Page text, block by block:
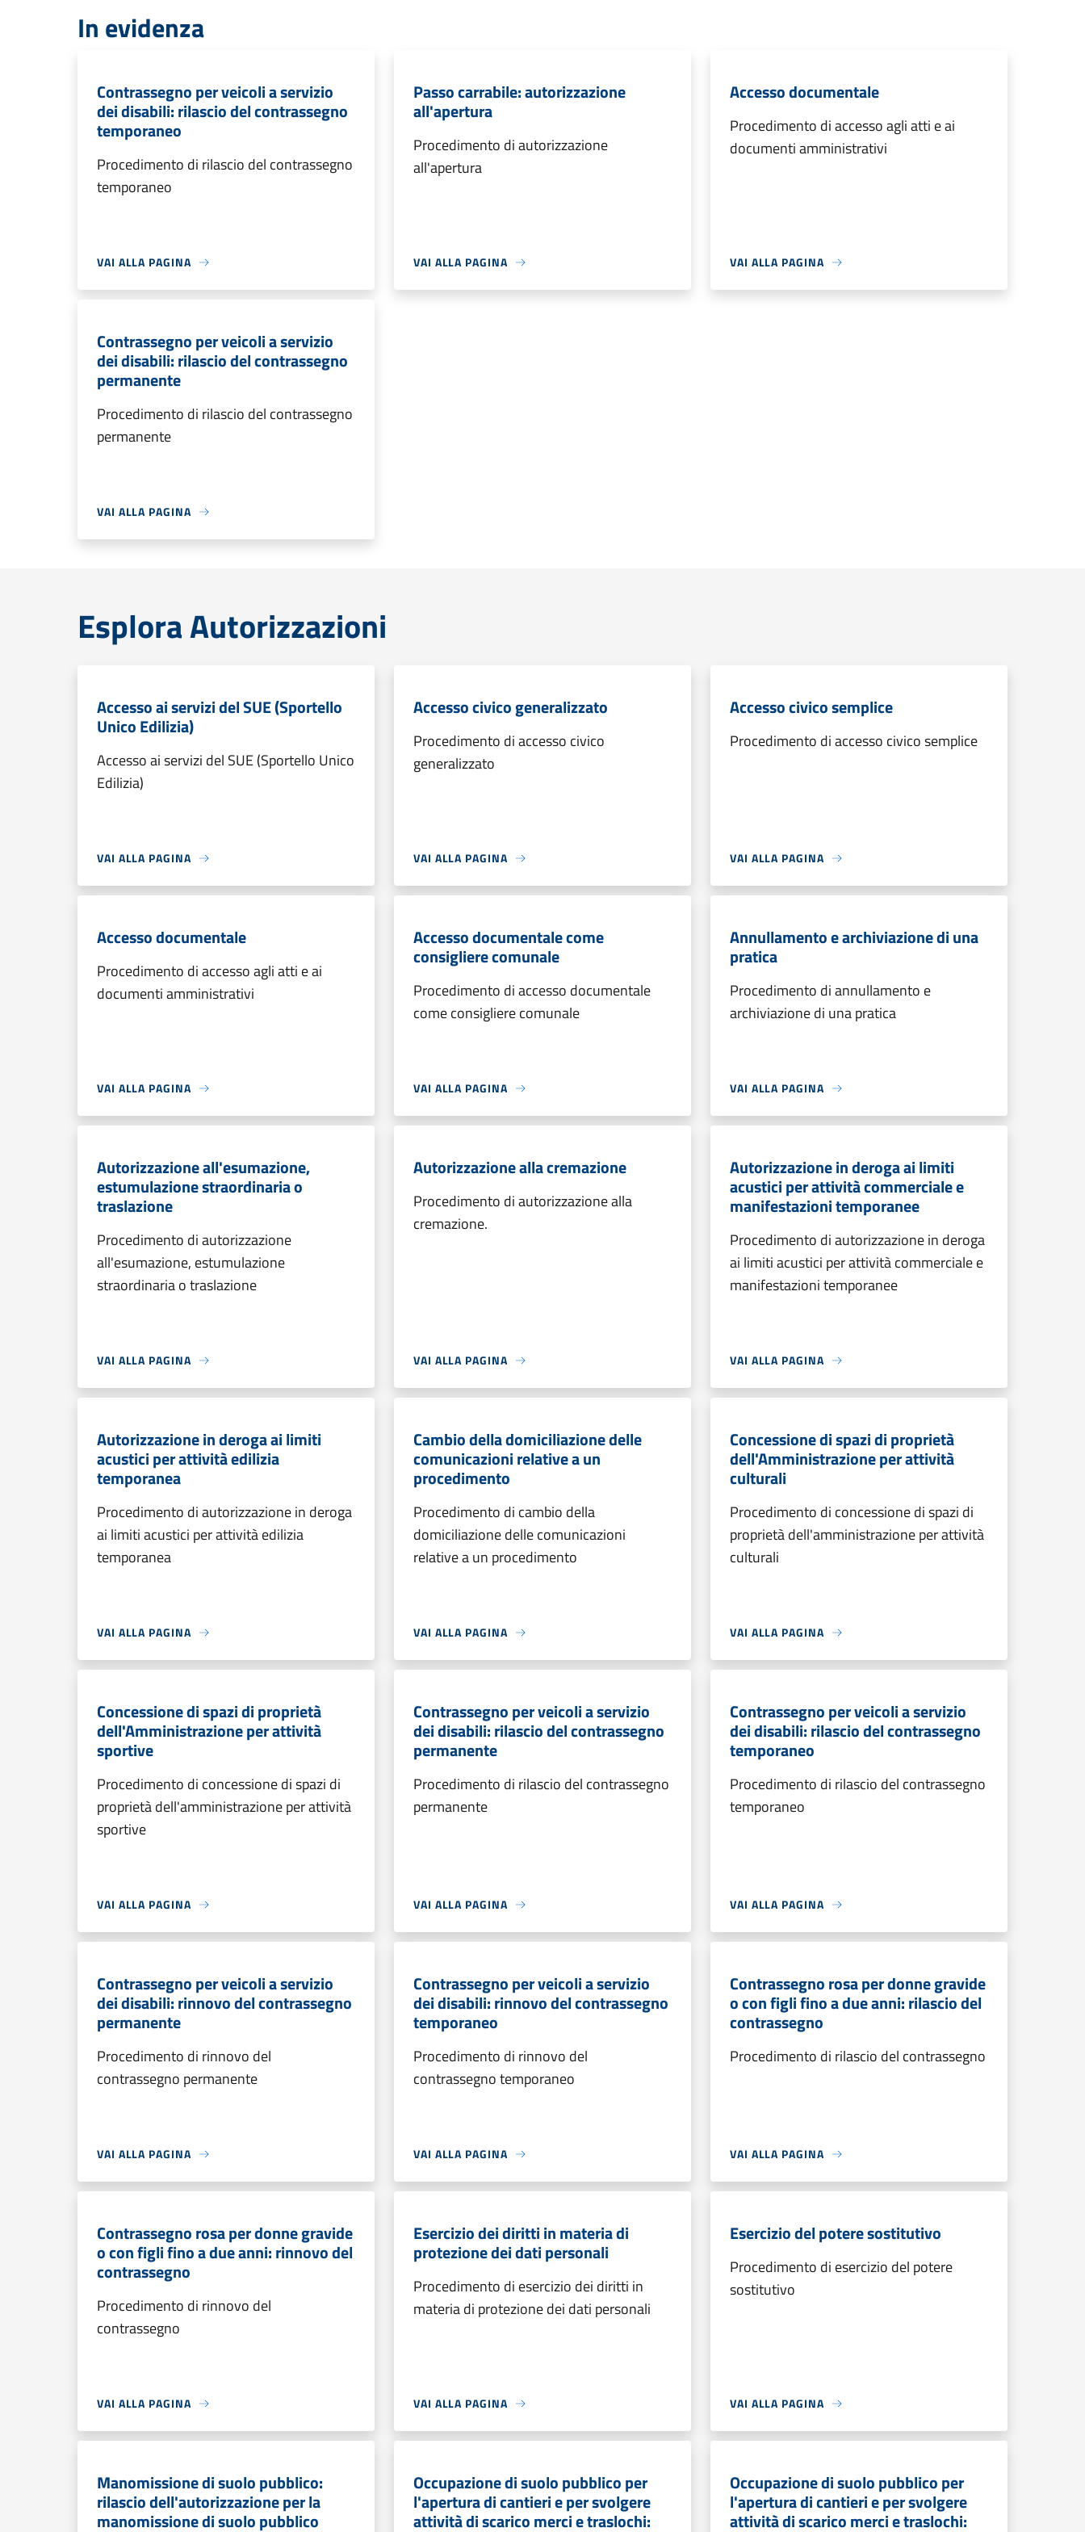
In evidenza
Contrassegno per veicoli a servizio
dei disabili: rilascio del contrassegno
temporaneo
Procedimento di rilascio del contrassegno
temporaneo
VAI ALLA PAGINA
Passo carrabile: autorizzazione
all'apertura
Procedimento di autorizzazione
all'apertura
VAI ALLA PAGINA
Accesso documentale
Procedimento di accesso agli atti e ai
documenti amministrativi
VAI ALLA PAGINA
Contrassegno per veicoli a servizio
dei disabili: rilascio del contrassegno
permanente
Procedimento di rilascio del contrassegno
permanente
VAI ALLA PAGINA
Esplora Autorizzazioni
Accesso ai servizi del SUE (Sportello
Unico Edilizia)
Accesso ai servizi del SUE (Sportello Unico
Edilizia)
VAI ALLA PAGINA
Accesso civico generalizzato
Procedimento di accesso civico
generalizzato
VAI ALLA PAGINA
Accesso civico semplice
Procedimento di accesso civico semplice
VAI ALLA PAGINA
Accesso documentale
Procedimento di accesso agli atti e ai
documenti amministrativi
VAI ALLA PAGINA
Accesso documentale come
consigliere comunale
Procedimento di accesso documentale
come consigliere comunale
VAI ALLA PAGINA
Annullamento e archiviazione di una
pratica
Procedimento di annullamento e
archiviazione di una pratica
VAI ALLA PAGINA
Autorizzazione all'esumazione,
estumulazione straordinaria o
traslazione
Procedimento di autorizzazione
all'esumazione, estumulazione
straordinaria o traslazione
VAI ALLA PAGINA
Autorizzazione alla cremazione
Procedimento di autorizzazione alla
cremazione.
VAI ALLA PAGINA
Autorizzazione in deroga ai limiti
acustici per attività commerciale e
manifestazioni temporanee
Procedimento di autorizzazione in deroga
ai limiti acustici per attività commerciale e
manifestazioni temporanee
VAI ALLA PAGINA
Autorizzazione in deroga ai limiti
acustici per attività edilizia
temporanea
Procedimento di autorizzazione in deroga
ai limiti acustici per attività edilizia
temporanea
VAI ALLA PAGINA
Cambio della domiciliazione delle
comunicazioni relative a un
procedimento
Procedimento di cambio della
domiciliazione delle comunicazioni
relative a un procedimento
VAI ALLA PAGINA
Concessione di spazi di proprietà
dell'Amministrazione per attività
culturali
Procedimento di concessione di spazi di
proprietà dell'amministrazione per attività
culturali
VAI ALLA PAGINA
Concessione di spazi di proprietà
dell'Amministrazione per attività
sportive
Procedimento di concessione di spazi di
proprietà dell'amministrazione per attività
sportive
VAI ALLA PAGINA
Contrassegno per veicoli a servizio
dei disabili: rilascio del contrassegno
permanente
Procedimento di rilascio del contrassegno
permanente
VAI ALLA PAGINA
Contrassegno per veicoli a servizio
dei disabili: rilascio del contrassegno
temporaneo
Procedimento di rilascio del contrassegno
temporaneo
VAI ALLA PAGINA
Contrassegno per veicoli a servizio
dei disabili: rinnovo del contrassegno
permanente
Procedimento di rinnovo del
contrassegno permanente
VAI ALLA PAGINA
Contrassegno per veicoli a servizio
dei disabili: rinnovo del contrassegno
temporaneo
Procedimento di rinnovo del
contrassegno temporaneo
VAI ALLA PAGINA
Contrassegno rosa per donne gravide
o con figli fino a due anni: rilascio del
contrassegno
Procedimento di rilascio del contrassegno
VAI ALLA PAGINA
Contrassegno rosa per donne gravide
o con figli fino a due anni: rinnovo del
contrassegno
Procedimento di rinnovo del
contrassegno
VAI ALLA PAGINA
Esercizio dei diritti in materia di
protezione dei dati personali
Procedimento di esercizio dei diritti in
materia di protezione dei dati personali
VAI ALLA PAGINA
Esercizio del potere sostitutivo
Procedimento di esercizio del potere
sostitutivo
VAI ALLA PAGINA
Manomissione di suolo pubblico:
rilascio dell'autorizzazione per la
manomissione di suolo pubblico
Occupazione di suolo pubblico per
l'apertura di cantieri e per svolgere
attività di scarico merci e traslochi:
Occupazione di suolo pubblico per
l'apertura di cantieri e per svolgere
attività di scarico merci e traslochi: